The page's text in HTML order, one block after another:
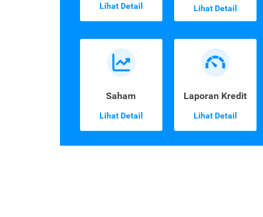
Lihat Detail Lihat Detail
Saham
Lihat Detail
Laporan Kredit
Lihat Detail